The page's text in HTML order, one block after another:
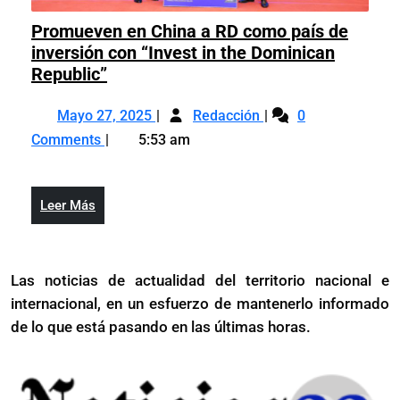
Promueven en China a RD como país de
inversión con “Invest in the Dominican
Republic”Promueven
China
a
“Invest
in
the
Mayo 27, 2025 Mayo
27,
Redacción Promueven
inversión
con
“Invest
Dominican
0
Comments
5:53 am
Leer Más
Más
Las noticias de actualidad del territorio nacional e
internacional, en un esfuerzo de mantenerlo informado
de lo que está pasando en las últimas horas.